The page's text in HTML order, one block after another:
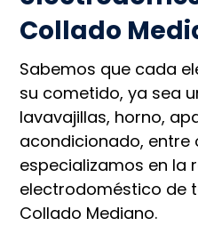
Collado
Sabemos que cada
su cometido, ya sea
lavavajillas, horno,
acondicionado, entre
especializamos en la
electrodoméstico de
Collado Mediano.